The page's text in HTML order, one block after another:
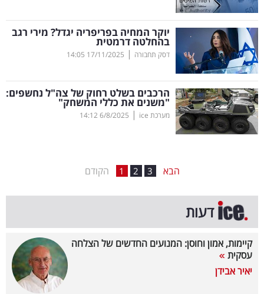
רכב
בריאות
תרבות
ופנאי
תיירות
המילון
הכלכלי
פודקאסט
40
יוקר המחיה בפריפריה יגדל? מירי רגב
בהחלטה דרמטית
דסק תחבורה |
17/11/2025
14:05
הרכבים בשלט רחוק של צה"ל נחשפים:
"משנים את כללי המשחק"
מערכת ice |
6/8/2025
14:12
הקודם 1 2 3 הבא
דעות
קיימות, אמון וחוסן: המנועים החדשים של הצלחה
עסקית
יאיר אבידן